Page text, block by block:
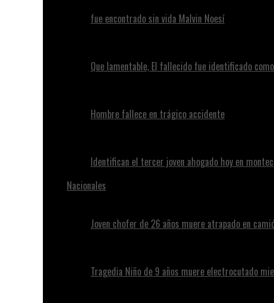
fue encontrado sin vida Malvin Noesí
Que lamentable, El fallecido fue identificado
Hombre fallece en trágico accidente
Identifican el tercer joven ahogado hoy en
Nacionales
Joven chofer de 26 años muere atrapado en
Tragedia Niño de 9 años muere electrocutado